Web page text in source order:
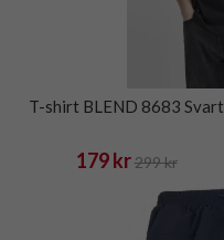
T-shirt BLEND 8683 Svart
179 kr 299 kr